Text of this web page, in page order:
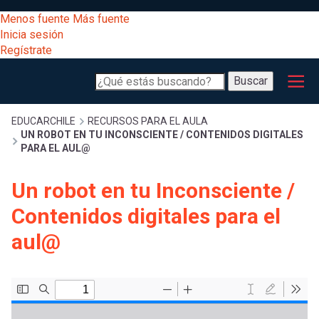
al
contenido
principal
[Educarchile
Escritorio]
Menú
entrar
a
mi
Menos fuente Más fuente
Inicia sesión
Regístrate
Buscar
Buscar
Menú
principal
Desarrollo
Expand
Gestión
curricular
Comunidad
Expand
Exploración
Expand
[Educarchile
sesión
Regístrate
Sobrescribir
enlaces
de
ayuda
a
EDUCARCHILE
RECURSOS PARA EL AULA
UN ROBOT EN TU INCONSCIENTE / CONTENIDOS DIGITALES
PARA EL AUL@
Un robot en tu Inconsciente /
Contenidos digitales para el
aul@
registrarte.
Inicia sesión.